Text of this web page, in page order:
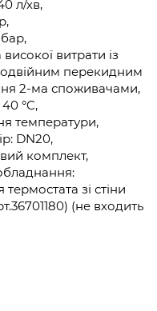
л/хв,
витрати із
перекидним
2-ма споживачами,
°C,
температури,
DN20,
комплект,
зі стіни
(не входить